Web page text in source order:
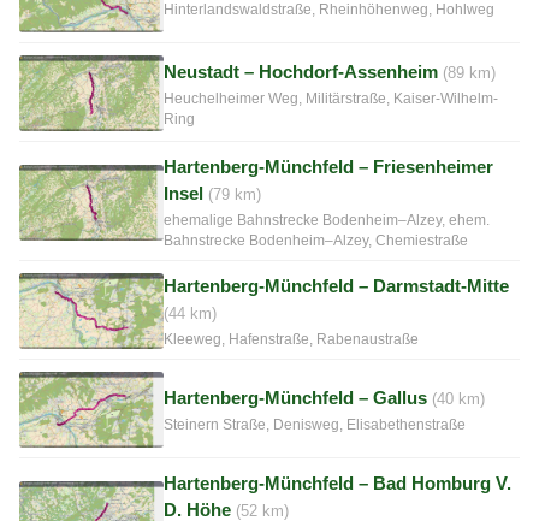
Hinterlandswaldstraße, Rheinhöhenweg, Hohlweg
Neustadt – Hochdorf-Assenheim (89 km)
Heuchelheimer Weg, Militärstraße, Kaiser-Wilhelm-
Ring
Hartenberg-Münchfeld – Friesenheimer
Insel (79 km)
ehemalige Bahnstrecke Bodenheim–Alzey, ehem.
Bahnstrecke Bodenheim–Alzey, Chemiestraße
Hartenberg-Münchfeld – Darmstadt-Mitte
(44 km)
Kleeweg, Hafenstraße, Rabenaustraße
Hartenberg-Münchfeld – Gallus (40 km)
Steinern Straße, Denisweg, Elisabethenstraße
Hartenberg-Münchfeld – Bad Homburg V.
D. Höhe (52 km)